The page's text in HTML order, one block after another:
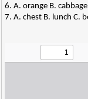
6. A. orange B.
7. A. chest B. lunch C.